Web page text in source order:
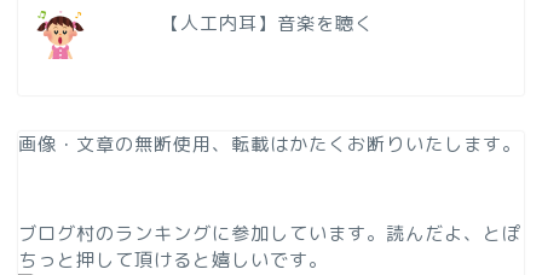
【人工内耳】音楽を聴く
画像・文章の無断使用、転載はかたくお断りいたします。
ブログ村のランキングに参加しています。読んだよ、とぽ
ちっと押して頂けると嬉しいです。